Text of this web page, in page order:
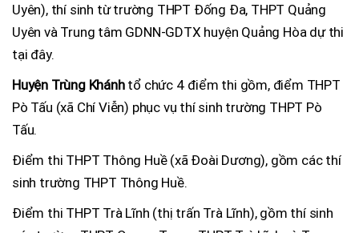
Uyên), thí sinh từ trường THPT Đống Đa, THPT Quảng
Uyên và Trung tâm GDNN-GDTX huyện Quảng Hòa dự thi
tại đây.
Huyện Trùng Khánhtổ chức 4 điểm thi gồm, điểm THPT
Pò Tấu (xã Chí Viễn) phục vụ thí sinh trường THPT Pò
Tấu.
Điểm thi THPT Thông Huề (xã Đoài Dương), gồm các thí
sinh trường THPT Thông Huề.
Điểm thi THPT Trà Lĩnh (thị trấn Trà Lĩnh), gồm thí sinh